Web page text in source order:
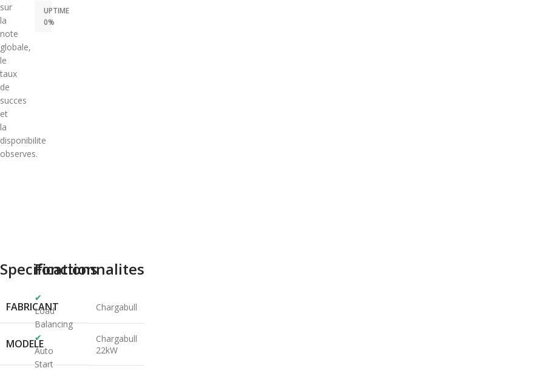
sur
la
note
globale,
le
taux
de
succes
et
la
disponibilite
observes.
UPTIME
0%
Specifications
FABRICANT Chargabull
MODELE
Chargabull
22kW
Fonctionnalites
✔
Load
Balancing
✔
Auto
Start